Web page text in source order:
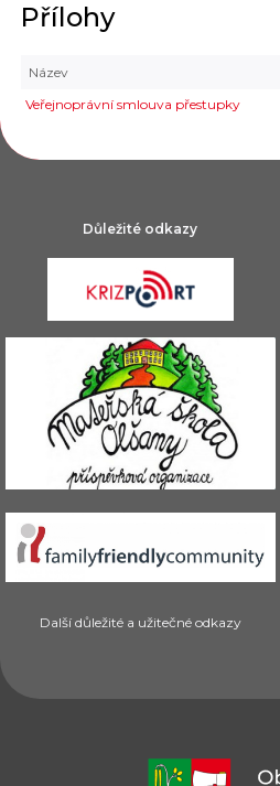
Přílohy
Název
Veřejnoprávní smlouva přestupky
Důležité odkazy
Další důležité a užitečné odkazy